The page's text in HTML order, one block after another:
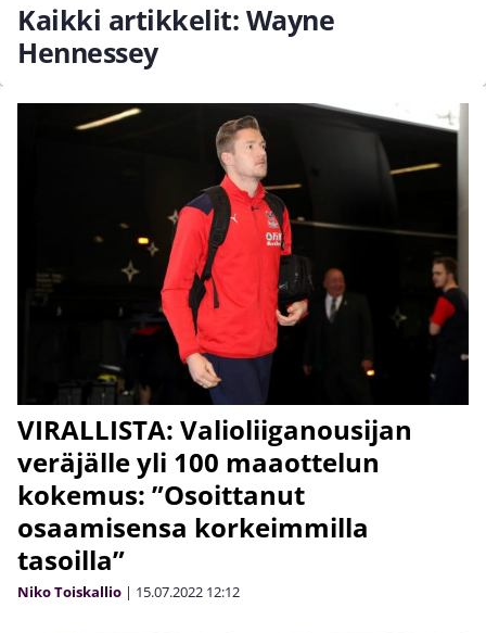
Kaikki artikkelit: Wayne
Hennessey
VIRALLISTA: Valioliiganousijan
veräjälle yli 100 maaottelun
kokemus: ”Osoittanut
osaamisensa korkeimmilla
tasoilla”
Niko Toiskallio | 15.07.2022 12:12